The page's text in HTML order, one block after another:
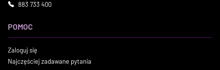
883 733 400
POMOC
Zaloguj się
Najczęściej zadawane pytania